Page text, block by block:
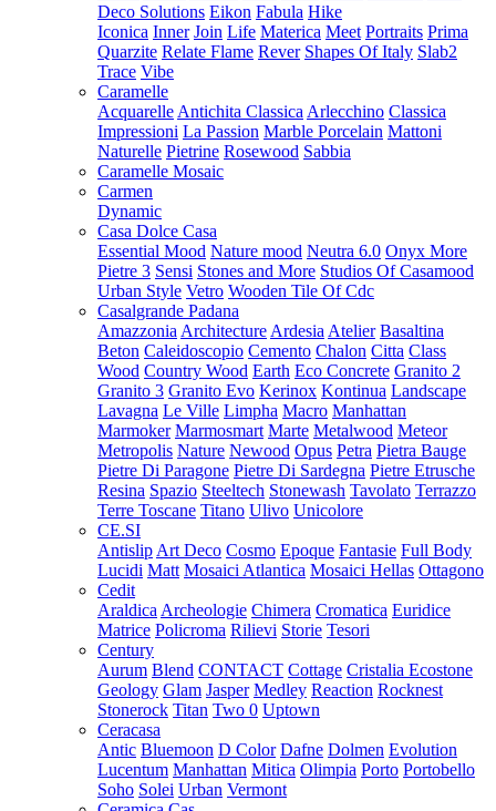
Deco Solutions Eikon Fabula Hike
Iconica Inner Join Life Materica Meet Portraits Prima
Quarzite Relate Flame Rever Shapes Of Italy Slab2
Trace Vibe
Caramelle
Acquarelle Antichita Classica Arlecchino Classica
Impressioni La Passion Marble Porcelain Mattoni
Naturelle Pietrine Rosewood Sabbia
Caramelle Mosaic
Carmen
Dynamic
Casa Dolce Casa
Essential Mood Nature mood Neutra 6.0 Onyx More
Pietre 3 Sensi Stones and More Studios Of Casamood
Urban Style Vetro Wooden Tile Of Cdc
Casalgrande Padana
Amazzonia Architecture Ardesia Atelier Basaltina
Beton Caleidoscopio Cemento Chalon Citta Class
Wood Country Wood Earth Eco Concrete Granito 2
Granito 3 Granito Evo Kerinox Kontinua Landscape
Lavagna Le Ville Limpha Macro Manhattan
Marmoker Marmosmart Marte Metalwood Meteor
Metropolis Nature Newood Opus Petra Pietra Bauge
Pietre Di Paragone Pietre Di Sardegna Pietre Etrusche
Resina Spazio Steeltech Stonewash Tavolato Terrazzo
Terre Toscane Titano Ulivo Unicolore
CE.SI
Antislip Art Deco Cosmo Epoque Fantasie Full Body
Lucidi Matt Mosaici Atlantica Mosaici Hellas Ottagono
Cedit
Araldica Archeologie Chimera Cromatica Euridice
Matrice Policroma Rilievi Storie Tesori
Century
Aurum Blend CONTACT Cottage Cristalia Ecostone
Geology Glam Jasper Medley Reaction Rocknest
Stonerock Titan Two 0 Uptown
Ceracasa
Antic Bluemoon D Color Dafne Dolmen Evolution
Lucentum Manhattan Mitica Olimpia Porto Portobello
Soho Solei Urban Vermont